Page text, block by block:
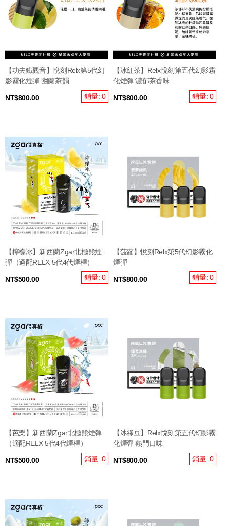
【功夫鐵觀音】悅刻Relx第5代幻
影霧化煙彈 幽蘭茶韻
NT$800.00 銷量: 0
【冰紅茶】Relx悅刻第五代幻影霧
化煙彈 濃郁茶香味
NT$800.00 銷量: 0
【檸檬冰】新西蘭Zgar北極熊煙
彈（適配RELX 5代4代煙桿）
NT$500.00 銷量: 0
【菠蘿】悅刻Relx第5代幻影霧化
煙彈
NT$800.00 銷量: 0
【芭樂】新西蘭Zgar北極熊煙彈
（適配RELX 5代4代煙桿）
NT$500.00 銷量: 0
【冰綠豆】Relx悅刻第五代幻影霧
化煙彈 熱門口味
NT$800.00 銷量: 0